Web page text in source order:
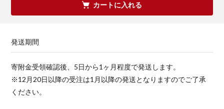
カートに入れる
発送期間
寄附金受領確認後、5日から1ヶ月程度で発送します。
※12月20日以降の受注は1月以降の発送となりますのでご了承
ください。